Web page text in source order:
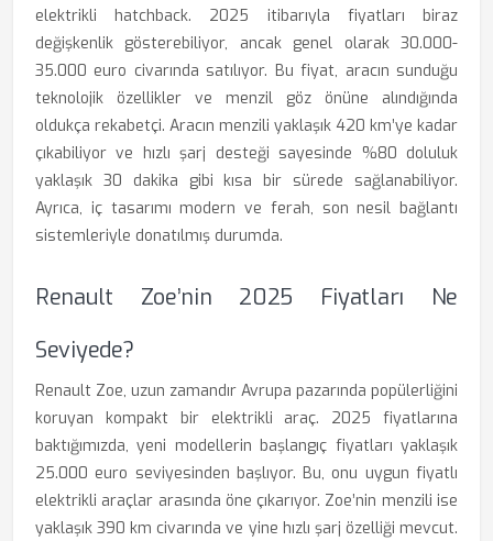
elektrikli hatchback. 2025 itibarıyla fiyatları biraz
değişkenlik gösterebiliyor, ancak genel olarak 30.000-
35.000 euro civarında satılıyor. Bu fiyat, aracın sunduğu
teknolojik özellikler ve menzil göz önüne alındığında
oldukça rekabetçi. Aracın menzili yaklaşık 420 km’ye kadar
çıkabiliyor ve hızlı şarj desteği sayesinde %80 doluluk
yaklaşık 30 dakika gibi kısa bir sürede sağlanabiliyor.
Ayrıca, iç tasarımı modern ve ferah, son nesil bağlantı
sistemleriyle donatılmış durumda.
Renault Zoe’nin 2025 Fiyatları Ne
Seviyede?
Renault Zoe, uzun zamandır Avrupa pazarında popülerliğini
koruyan kompakt bir elektrikli araç. 2025 fiyatlarına
baktığımızda, yeni modellerin başlangıç fiyatları yaklaşık
25.000 euro seviyesinden başlıyor. Bu, onu uygun fiyatlı
elektrikli araçlar arasında öne çıkarıyor. Zoe’nin menzili ise
yaklaşık 390 km civarında ve yine hızlı şarj özelliği mevcut.